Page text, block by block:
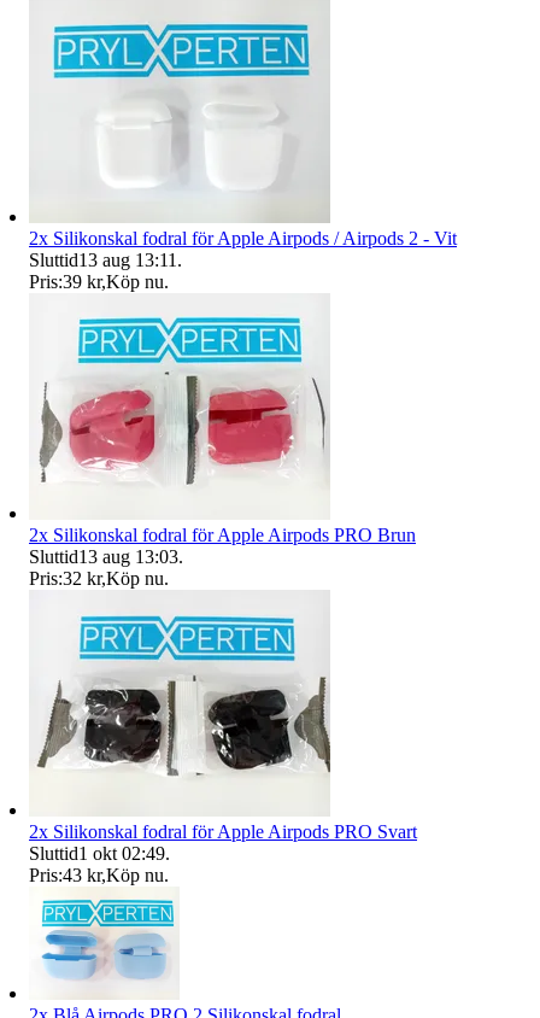
2x Silikonskal fodral för Apple Airpods / Airpods 2 - Vit
Sluttid13 aug 13:11 .
Pris:39 kr,Köp nu.
2x Silikonskal fodral för Apple Airpods PRO Brun
Sluttid13 aug 13:03.
Pris:32 kr,Köp nu.
2x Silikonskal fodral för Apple Airpods PRO Svart
Sluttid1 okt 02:49.
Pris:43 kr,Köp nu.